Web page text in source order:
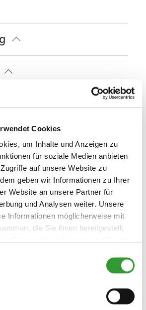
Cookies
um Inhalte und Anzeigen zu
für soziale Medien anbieten
auf unsere Website zu
geben wir Informationen zu Ihrer
Website an unsere Partner für
und Analysen weiter. Unsere
Informationen möglicherweise mit
die Sie ihnen bereitgestellt
max. 3 km)
Skifahren Wandern
erlaubt
(Alle
privaten Bereiche sind